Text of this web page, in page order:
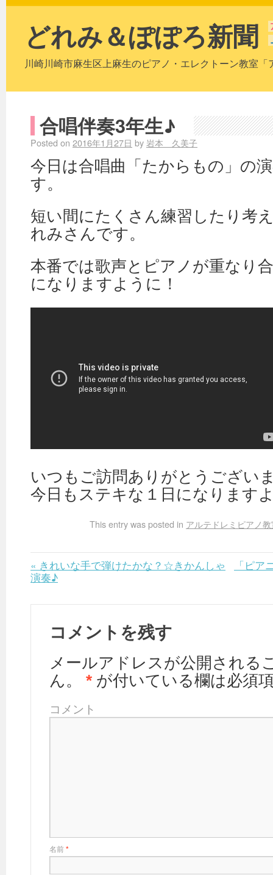
どれみ＆ぽぽろ新聞
川崎川崎市麻生区上麻生のピアノ・エレクトーン教室
合唱伴奏3年生♪
Posted on 2016年1月27日 by岩本 久美子
今日は合唱曲「たからもの」の
す。
短い間にたくさん練習したり考
れみさんです。
本番では歌声とピアノが重なり
になりますように！
いつもご訪問ありがとうござい
今日もステキな１日になります
This entry was posted in アルテドレミピアノ
« きれいな手で弾けたかな？☆きかんしゃ
演奏♪
「ピ
コメントを残す
メールアドレスが公開される
ん。
* が付いている欄は必須
コメント
名前*